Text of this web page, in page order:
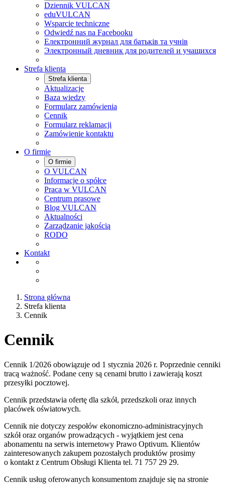
Dziennik VULCAN
eduVULCAN
Wsparcie techniczne
Odwiedź nas na Facebooku
Електронний журнал для батьків та учнів
Электронный дневник для родителей и учащихся
Strefa klienta
Strefa klienta
Aktualizacje
Baza wiedzy
Formularz zamówienia
Cennik
Formularz reklamacji
Zamówienie kontaktu
O firmie
O firmie
O VULCAN
Informacje o spółce
Praca w VULCAN
Centrum prasowe
Blog VULCAN
Aktualności
Zarządzanie jakością
RODO
Kontakt
Strona główna
Strefa klienta
Cennik
Cennik
Cennik 1/2026 obowiązuje od 1 stycznia 2026 r. Poprzednie cenniki
tracą ważność. Podane ceny są cenami brutto i zawierają koszt
przesyłki pocztowej.
Cennik przedstawia ofertę dla szkół, przedszkoli oraz innych
placówek oświatowych.
Cennik nie dotyczy zespołów ekonomiczno-administracyjnych
szkół oraz organów prowadzących - wyjątkiem jest cena
abonamentu na serwis internetowy Prawo Optivum. Klientów
zainteresowanych zakupem pozostałych produktów prosimy
o kontakt z Centrum Obsługi Klienta tel. 71 757 29 29.
Cennik usług oferowanych konsumentom znajduje się na stronie